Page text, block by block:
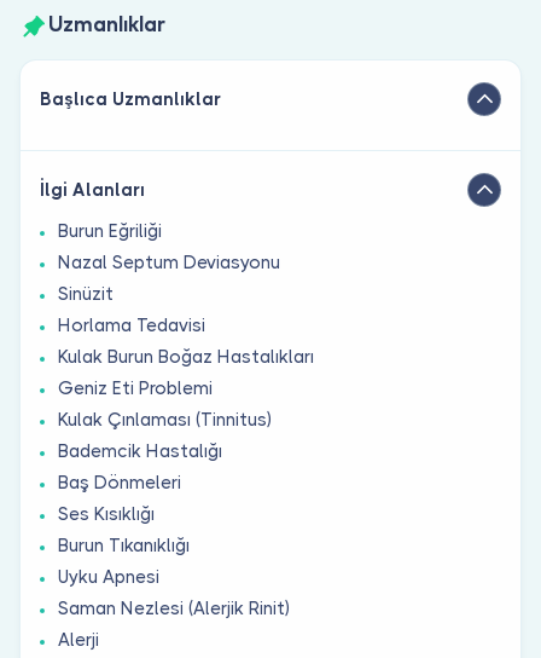
Uzmanlıklar
Başlıca Uzmanlıklar
İlgi Alanları
Burun Eğriliği
Nazal Septum Deviasyonu
Sinüzit
Horlama Tedavisi
Kulak Burun Boğaz Hastalıkları
Geniz Eti Problemi
Kulak Çınlaması (Tinnitus)
Bademcik Hastalığı
Baş Dönmeleri
Ses Kısıklığı
Burun Tıkanıklığı
Uyku Apnesi
Saman Nezlesi (Alerjik Rinit)
Alerji